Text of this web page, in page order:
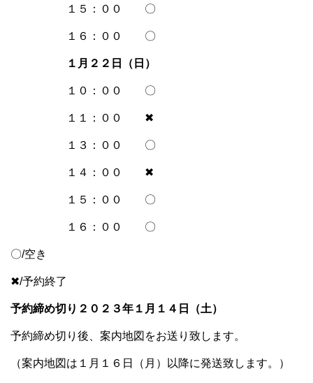
１５：００ 〇
１６：００ 〇
１月２２日（日）
１０：００ 〇
１１：００ ✖
１３：００ 〇
１４：００ ✖
１５：００ 〇
１６：００ 〇
〇/空き
✖/予約終了
予約締め切り２０２３年１月１４日（土）
予約締め切り後、案内地図をお送り致します。
（案内地図は１月１６日（月）以降に発送致します。）